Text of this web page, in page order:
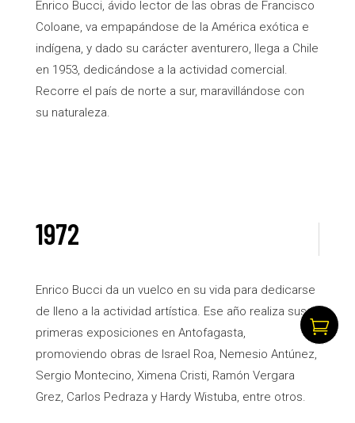
Enrico Bucci, ávido lector de las obras de Francisco
Coloane, va empapándose de la América exótica e
indígena, y dado su carácter aventurero, llega a Chile
en 1953, dedicándose a la actividad comercial.
Recorre el país de norte a sur, maravillándose con
su naturaleza.
1972
Enrico Bucci da un vuelco en su vida para dedicarse
de lleno a la actividad artística. Ese año realiza sus
primeras exposiciones en Antofagasta,
promoviendo obras de Israel Roa, Nemesio Antúnez,
Sergio Montecino, Ximena Cristi, Ramón Vergara
Grez, Carlos Pedraza y Hardy Wistuba, entre otros.
